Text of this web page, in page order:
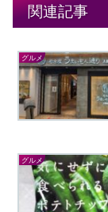
関連記事
グルメ
グルメ